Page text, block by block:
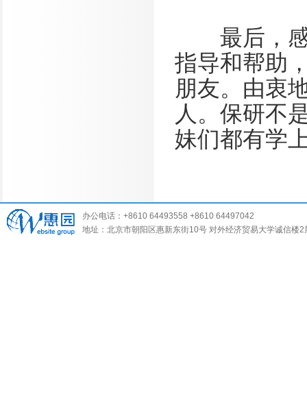
最后，感
指导和帮助
朋友。由衷
人。保研不
妹们都有学
办公电话：+8610 64493558 +8610 64497042
地址：北京市朝阳区惠新东街10号 对外经济贸易大学诚信楼